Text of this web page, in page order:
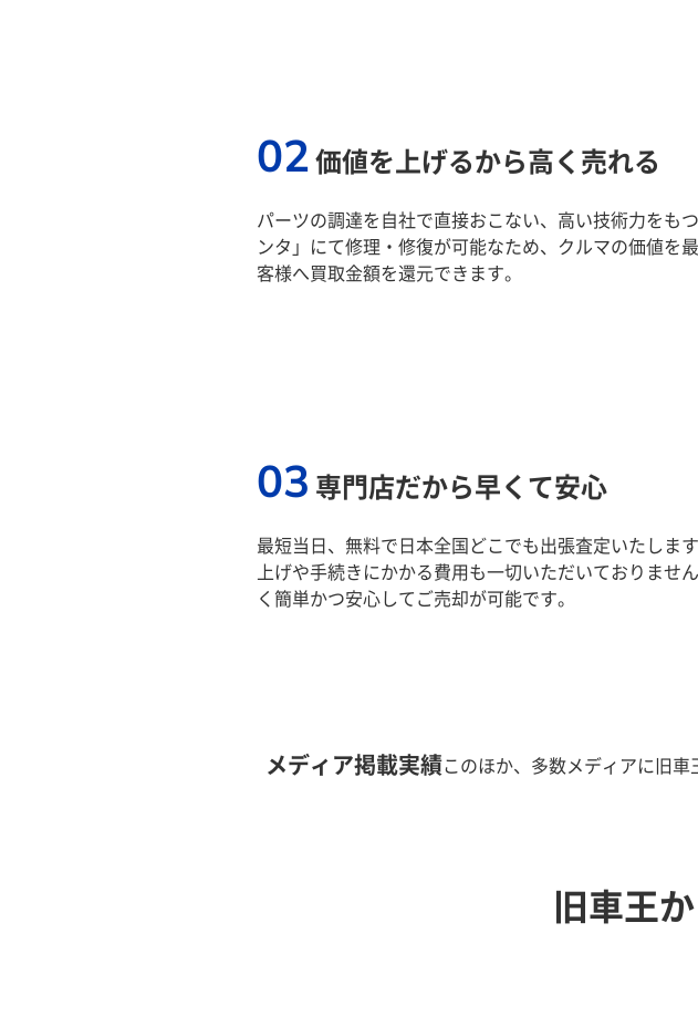
02価値を上げるから高く売れる
パーツの調達を自社で直接おこない、高い技術力をも
ンタ」にて修理・修復が可能なため、クルマの価値を
客様へ買取金額を還元できます。
03 専門店だから早くて安心
最短当日、無料で日本全国どこでも出張査定いたしま
上げや手続きにかかる費用も一切いただいておりませ
く簡単かつ安心してご売却が可能です。
メディア掲載実績このほか、多数メディアに旧
旧車王